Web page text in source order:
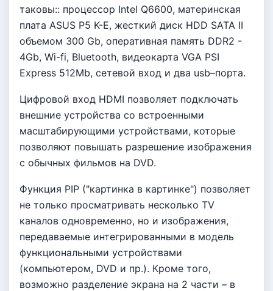
таковы:: процессор Intel Q6600, материнская
плата ASUS P5 K-E, жесткий диск HDD SATA II
объемом 300 Gb, оперативная память DDR2 -
4Gb, Wi-fi, Bluetooth, видеокарта VGA PSI
Express 512Mb, сетевой вход и два usb–порта.
Цифровой вход HDMI позволяет подключать
внешние устройства cо встроенными
масштабирующими устройствами, которые
позволяют повышать разрешение изображения
с обычных фильмов на DVD.
Функция PIP ("картинка в картинке") позволяет
не только просматривать несколько TV
каналов одновременно, но и изображения,
передаваемые интегрированными в модель
функциональными устройствами
(компьютером, DVD и пр.). Кроме того,
возможно разделение экрана на 2 части – в